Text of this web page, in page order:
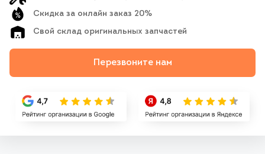
Скидка за онлайн заказ 20%
Свой склад оригинальных запчастей
Перезвоните нам